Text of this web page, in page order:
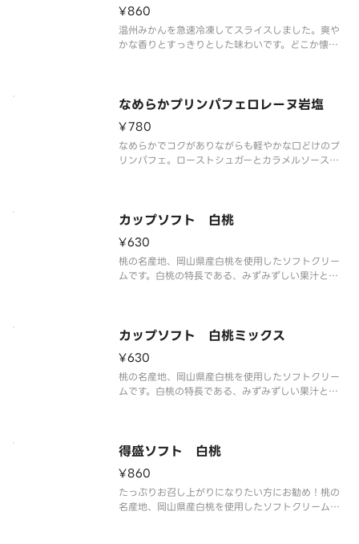
¥860
温州みかんを急速冷凍してスライスしました。爽や
かな香りとすっきりとした味わいです。どこか懐か
なめらかプリンパフェロレーヌ岩塩
¥780
なめらかでコクがありながらも軽やかな口どけのプ
リンパフェ。ローストシュガーとカラメルソースに
カップソフト 白桃
¥630
桃の名産地、岡山県産白桃を使用したソフトクリー
ムです。白桃の特長である、みずみずしい果汁と上
カップソフト 白桃ミックス
¥630
桃の名産地、岡山県産白桃を使用したソフトクリー
ムです。白桃の特長である、みずみずしい果汁と上
得盛ソフト 白桃
¥860
たっぷりお召し上がりになりたい方にお勧め！桃の
名産地、岡山県産白桃を使用したソフトクリームで